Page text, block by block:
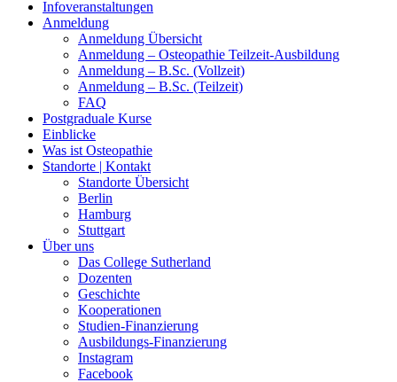
Infoveranstaltungen
Anmeldung
Anmeldung Übersicht
Anmeldung – Osteopathie Teilzeit-Ausbildung
Anmeldung – B.Sc. (Vollzeit)
Anmeldung – B.Sc. (Teilzeit)
FAQ
Postgraduale Kurse
Einblicke
Was ist Osteopathie
Standorte | Kontakt
Standorte Übersicht
Berlin
Hamburg
Stuttgart
Über uns
Das College Sutherland
Dozenten
Geschichte
Kooperationen
Studien-Finanzierung
Ausbildungs-Finanzierung
Instagram
Facebook